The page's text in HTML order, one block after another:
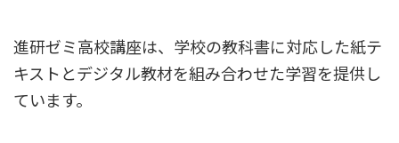
進研ゼミ高校講座は、学校の教科書に対応した紙テ
キストとデジタル教材を組み合わせた学習を提供し
ています。